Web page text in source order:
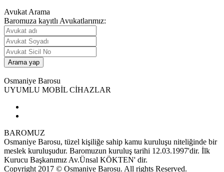
Avukat Arama
Baromuza kayıtlı Avukatlarımız:
Osmaniye Barosu
UYUMLU MOBİL CİHAZLAR
BAROMUZ
Osmaniye Barosu, tüzel kişiliğe sahip kamu kuruluşu niteliğinde bir
meslek kuruluşudur. Baromuzun kuruluş tarihi 12.03.1997'dir. İlk
Kurucu Başkanımız Av.Ünsal KÖKTEN' dir.
Copyright 2017 © Osmaniye Barosu. All rights Reserved.